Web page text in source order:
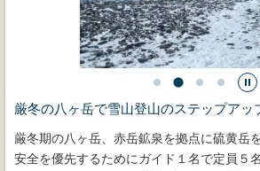
厳冬の八ヶ岳で雪山登山のステップアッ
厳冬期の八ヶ岳、赤岳鉱泉を拠点に硫黄岳
安全を優先するためにガイド１名で定員５